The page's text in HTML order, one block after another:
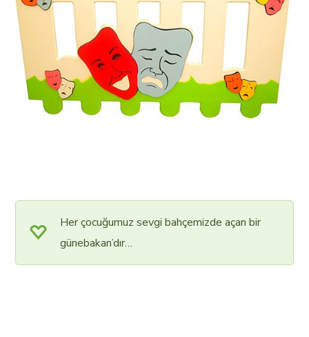
Her çocuğumuz sevgi bahçemizde açan bir
günebakan’dır…